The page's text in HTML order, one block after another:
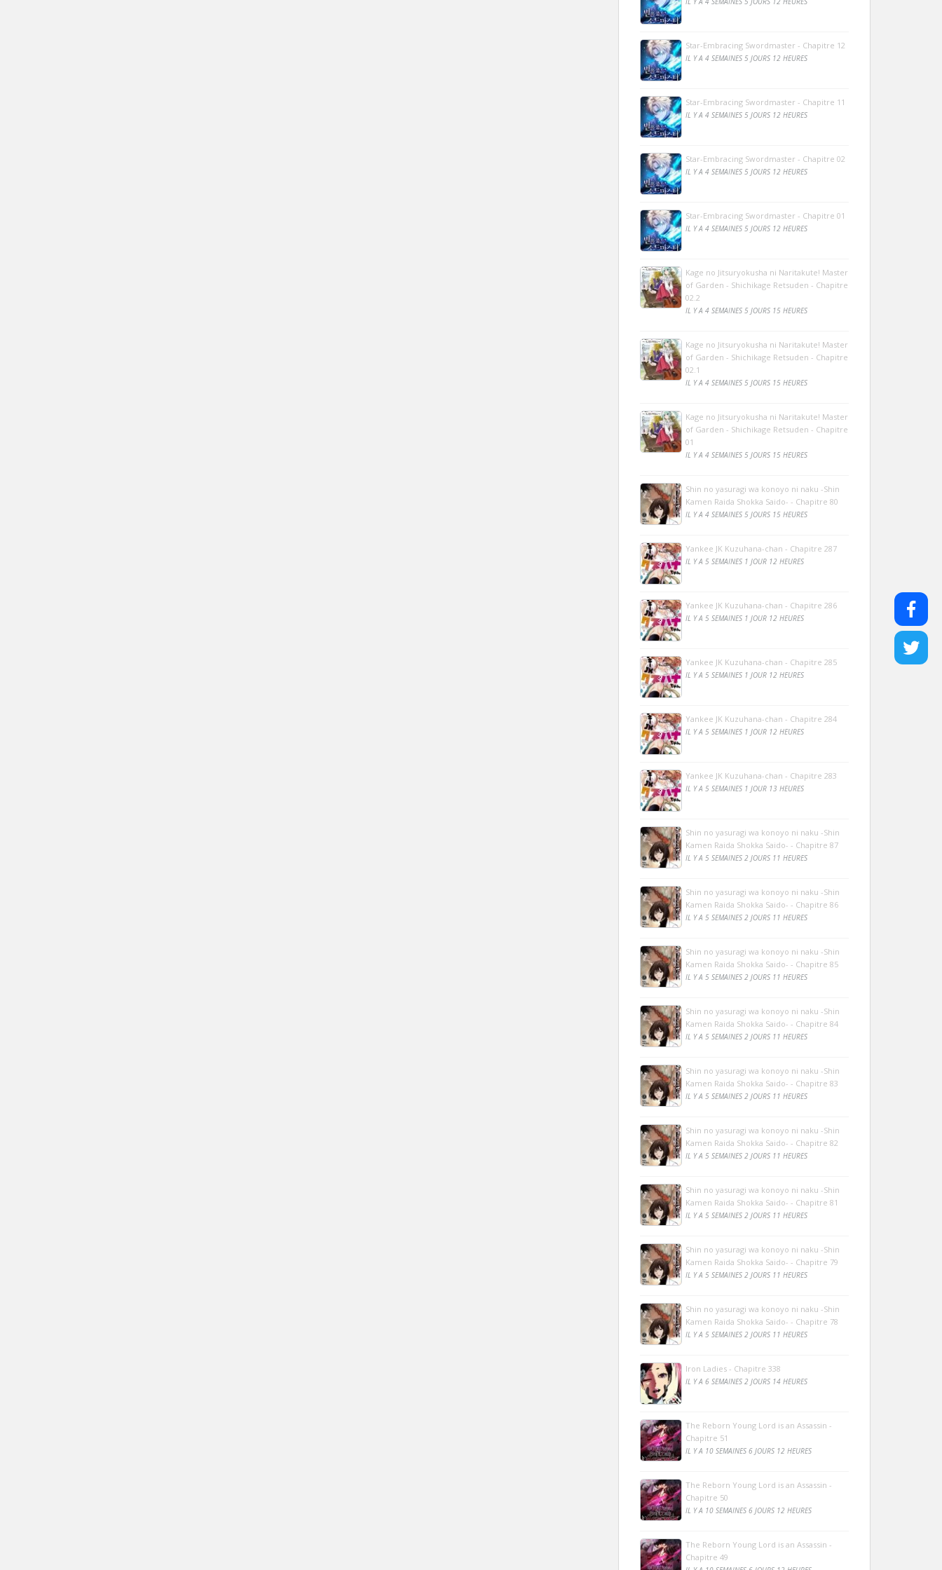
Star-Embracing Swordmaster - Chapitre 12
IL Y A 4 SEMAINES 5 JOURS 12 HEURES
Star-Embracing Swordmaster - Chapitre 11
IL Y A 4 SEMAINES 5 JOURS 12 HEURES
Star-Embracing Swordmaster - Chapitre 02
IL Y A 4 SEMAINES 5 JOURS 12 HEURES
Star-Embracing Swordmaster - Chapitre 01
IL Y A 4 SEMAINES 5 JOURS 12 HEURES
Kage no Jitsuryokusha ni Naritakute! Master
of Garden - Shichikage Retsuden - Chapitre
02.2
IL Y A 4 SEMAINES 5 JOURS 15 HEURES
Kage no Jitsuryokusha ni Naritakute! Master
of Garden - Shichikage Retsuden - Chapitre
02.1
IL Y A 4 SEMAINES 5 JOURS 15 HEURES
Kage no Jitsuryokusha ni Naritakute! Master
of Garden - Shichikage Retsuden - Chapitre
01
IL Y A 4 SEMAINES 5 JOURS 15 HEURES
Shin no yasuragi wa konoyo ni naku -Shin
Kamen Raida Shokka Saido- - Chapitre 80
IL Y A 4 SEMAINES 5 JOURS 15 HEURES
Yankee JK Kuzuhana-chan - Chapitre 287
IL Y A 5 SEMAINES 1 JOUR 12 HEURES
Yankee JK Kuzuhana-chan - Chapitre 286
IL Y A 5 SEMAINES 1 JOUR 12 HEURES
Yankee JK Kuzuhana-chan - Chapitre 285
IL Y A 5 SEMAINES 1 JOUR 12 HEURES
Yankee JK Kuzuhana-chan - Chapitre 284
IL Y A 5 SEMAINES 1 JOUR 12 HEURES
Yankee JK Kuzuhana-chan - Chapitre 283
IL Y A 5 SEMAINES 1 JOUR 13 HEURES
Shin no yasuragi wa konoyo ni naku -Shin
Kamen Raida Shokka Saido- - Chapitre 87
IL Y A 5 SEMAINES 2 JOURS 11 HEURES
Shin no yasuragi wa konoyo ni naku -Shin
Kamen Raida Shokka Saido- - Chapitre 86
IL Y A 5 SEMAINES 2 JOURS 11 HEURES
Shin no yasuragi wa konoyo ni naku -Shin
Kamen Raida Shokka Saido- - Chapitre 85
IL Y A 5 SEMAINES 2 JOURS 11 HEURES
Shin no yasuragi wa konoyo ni naku -Shin
Kamen Raida Shokka Saido- - Chapitre 84
IL Y A 5 SEMAINES 2 JOURS 11 HEURES
Shin no yasuragi wa konoyo ni naku -Shin
Kamen Raida Shokka Saido- - Chapitre 83
IL Y A 5 SEMAINES 2 JOURS 11 HEURES
Shin no yasuragi wa konoyo ni naku -Shin
Kamen Raida Shokka Saido- - Chapitre 82
IL Y A 5 SEMAINES 2 JOURS 11 HEURES
Shin no yasuragi wa konoyo ni naku -Shin
Kamen Raida Shokka Saido- - Chapitre 81
IL Y A 5 SEMAINES 2 JOURS 11 HEURES
Shin no yasuragi wa konoyo ni naku -Shin
Kamen Raida Shokka Saido- - Chapitre 79
IL Y A 5 SEMAINES 2 JOURS 11 HEURES
Shin no yasuragi wa konoyo ni naku -Shin
Kamen Raida Shokka Saido- - Chapitre 78
IL Y A 5 SEMAINES 2 JOURS 11 HEURES
Iron Ladies - Chapitre 338
IL Y A 6 SEMAINES 2 JOURS 14 HEURES
The Reborn Young Lord is an Assassin -
Chapitre 51
IL Y A 10 SEMAINES 6 JOURS 12 HEURES
The Reborn Young Lord is an Assassin -
Chapitre 50
IL Y A 10 SEMAINES 6 JOURS 12 HEURES
The Reborn Young Lord is an Assassin -
Chapitre 49